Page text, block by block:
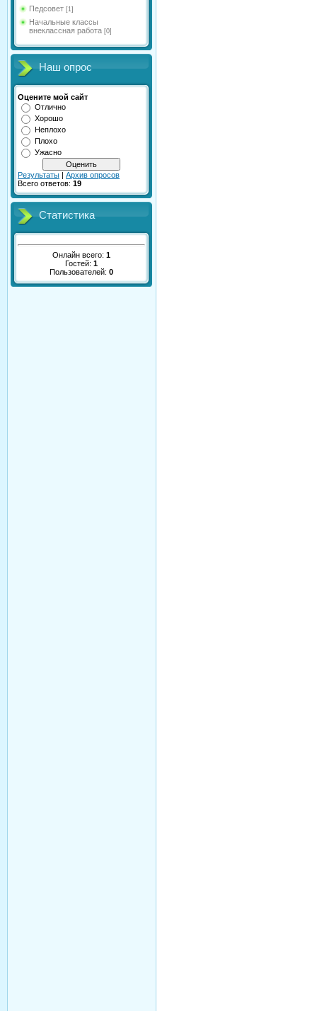
Педсовет [1]
Начальные классы
внеклассная работа [0]
Наш опрос
Оцените мой сайт
Отлично
Хорошо
Неплохо
Плохо
Ужасно
Результаты | Архив опросов
Всего ответов: 19
Статистика
Онлайн всего: 1
Гостей: 1
Пользователей: 0